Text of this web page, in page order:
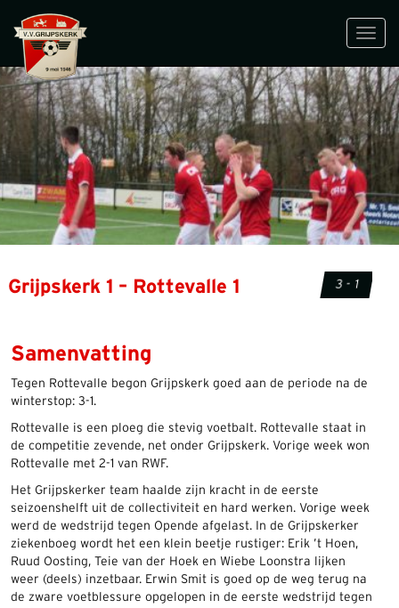
Grijpskerk 1 – Rottevalle 1 3 - 1
Samenvatting
Tegen Rottevalle begon Grijpskerk goed aan de periode na de
winterstop: 3-1.
Rottevalle is een ploeg die stevig voetbalt. Rottevalle staat in
de competitie zevende, net onder Grijpskerk. Vorige week won
Rottevalle met 2-1 van RWF.
Het Grijpskerker team haalde zijn kracht in de eerste
seizoenshelft uit de collectiviteit en hard werken. Vorige week
werd de wedstrijd tegen Opende afgelast. In de Grijpskerker
ziekenboeg wordt het een klein beetje rustiger: Erik ’t Hoen,
Ruud Oosting, Teie van der Hoek en Wiebe Loonstra lijken
weer (deels) inzetbaar. Erwin Smit is goed op de weg terug na
de zware voetblessure opgelopen in de eerste wedstrijd tegen